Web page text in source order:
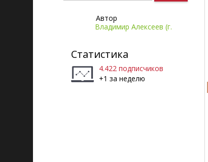
Автор
Владимир Алексеев (г.
Статистика
4.422 подписчиков
+1 за неделю